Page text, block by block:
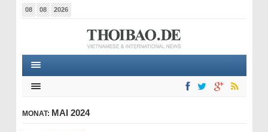
08 08 2026
MONAT: MAI 2024